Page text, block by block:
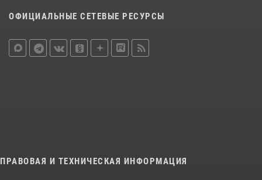
ОФИЦИАЛЬНЫЕ СЕТЕВЫЕ РЕСУРСЫ
ПРАВОВАЯ И ТЕХНИЧЕСКАЯ ИНФОРМАЦИЯ